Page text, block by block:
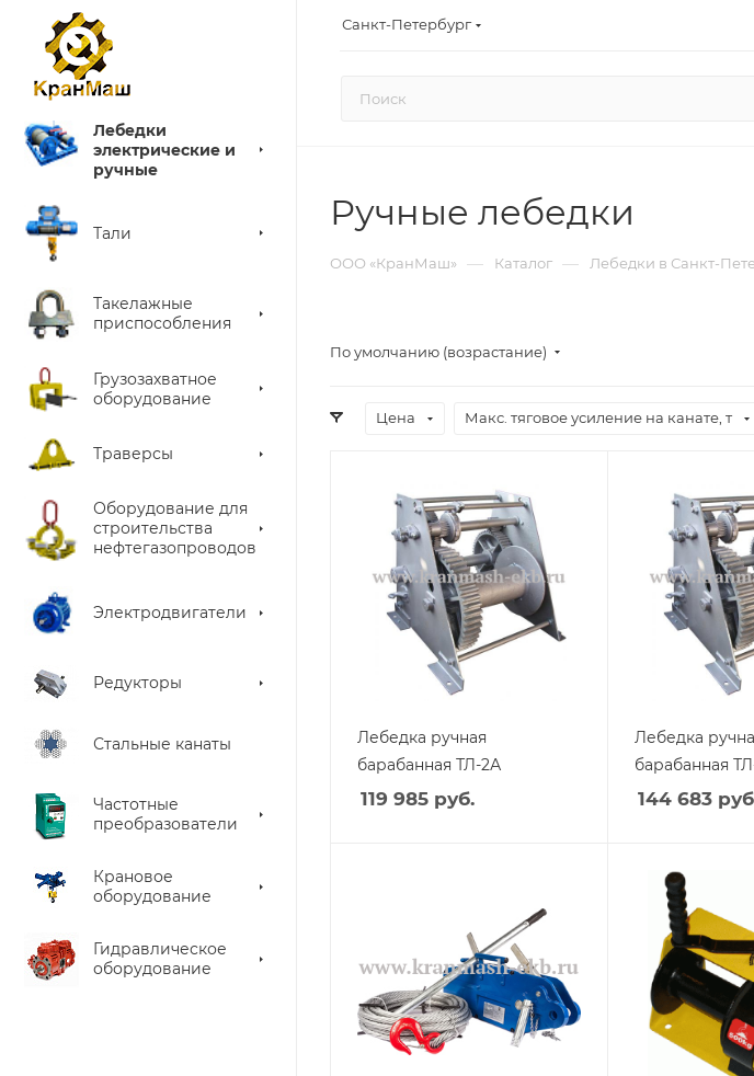
Санкт-Петербург
Лебедки
электрические и
ручные
Тали
Такелажные
приспособления
Грузозахватное
оборудование
Траверсы
Оборудование для
строительства
нефтегазопроводов
Электродвигатели
Редукторы
Стальные канаты
Частотные
преобразователи
Крановое
оборудование
Гидравлическое
оборудование
Ручные лебедки
ООО «КранМаш» — Каталог — Лебедки в Санкт-
По умолчанию (возрастание)
Цена Макс. тяговое усиление на канате, т
Лебедка ручная
барабанная ТЛ-2А
119 985 руб.
Лебедка
барабанная
144 683